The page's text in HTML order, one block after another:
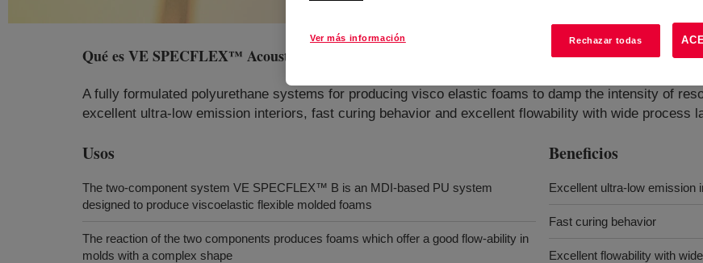
Qué esVE SPECFLEX™ Acoustical Foam Systems B
A fully formulated polyurethane systems for producing visco elastic foams to damp the intensity of
excellent ultra-low emission interiors, fast curing behavior and excellent flowability with wide process
Usos
The two-component system VE SPECFLEX™ B is an MDI-based PU system
designed to produce viscoelastic flexible molded foams
The reaction of the two components produces foams which offer a good flow-ability in
molds with a complex shape
Beneficios
Excellent ultra-low emission
Fast curing behavior
Excellent flowability with
Ver más información Rechazar todas